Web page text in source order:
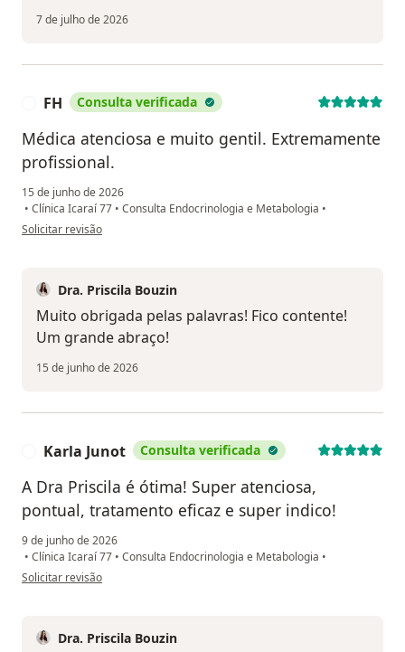
7 de julho de 2026
FH Consulta verificada
Médica atenciosa e muito gentil. Extremamente
profissional.
15 de junho de 2026
• Clínica Icaraí 77 • Consulta Endocrinologia e Metabologia •
na opinião do utilizador FH
Solicitar revisão
Dra. Priscila Bouzin
Muito obrigada pelas palavras! Fico contente!
Um grande abraço!
15 de junho de 2026
Karla Junot Consulta verificada
A Dra Priscila é ótima! Super atenciosa,
pontual, tratamento eficaz e super indico!
9 de junho de 2026
• Clínica Icaraí 77 • Consulta Endocrinologia e Metabologia •
na opinião do utilizador Karla Junot
Solicitar revisão
Dra. Priscila Bouzin